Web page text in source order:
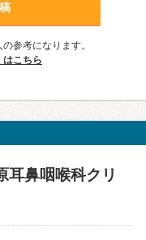
参考になります。
はこちら
耳鼻咽喉科クリ